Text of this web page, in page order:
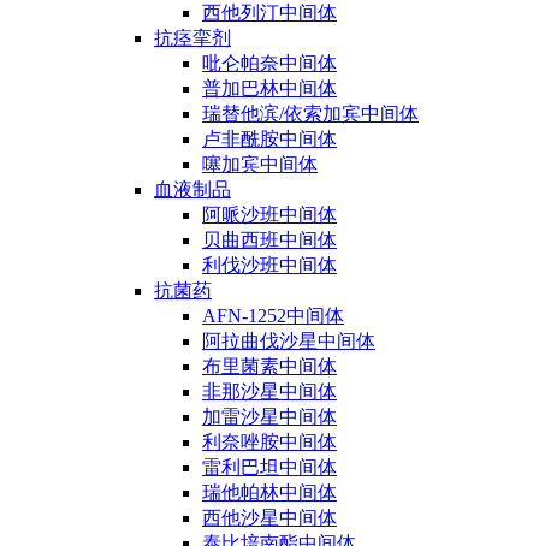
西他列汀中间体
抗痉挛剂
吡仑帕奈中间体
普加巴林中间体
瑞替他滨/依索加宾中间体
卢非酰胺中间体
噻加宾中间体
血液制品
阿哌沙班中间体
贝曲西班中间体
利伐沙班中间体
抗菌药
AFN-1252中间体
阿拉曲伐沙星中间体
布里菌素中间体
非那沙星中间体
加雷沙星中间体
利奈唑胺中间体
雷利巴坦中间体
瑞他帕林中间体
西他沙星中间体